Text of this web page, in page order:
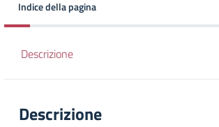
Indice della pagina
Descrizione
Descrizione